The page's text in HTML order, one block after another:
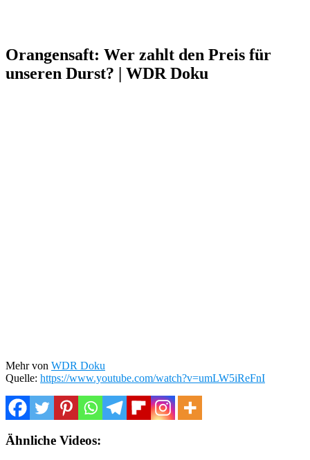
Orangensaft: Wer zahlt den Preis für
unseren Durst? | WDR Doku
Mehr von WDR Doku
Quelle: https://www.youtube.com/watch?v=umLW5iReFnI
Ähnliche Videos: